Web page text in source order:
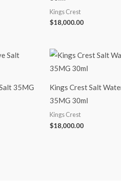
Kings Crest
$18,000.00
35MG
Kings Crest Salt
35MG 30ml
Kings Crest
$18,000.00